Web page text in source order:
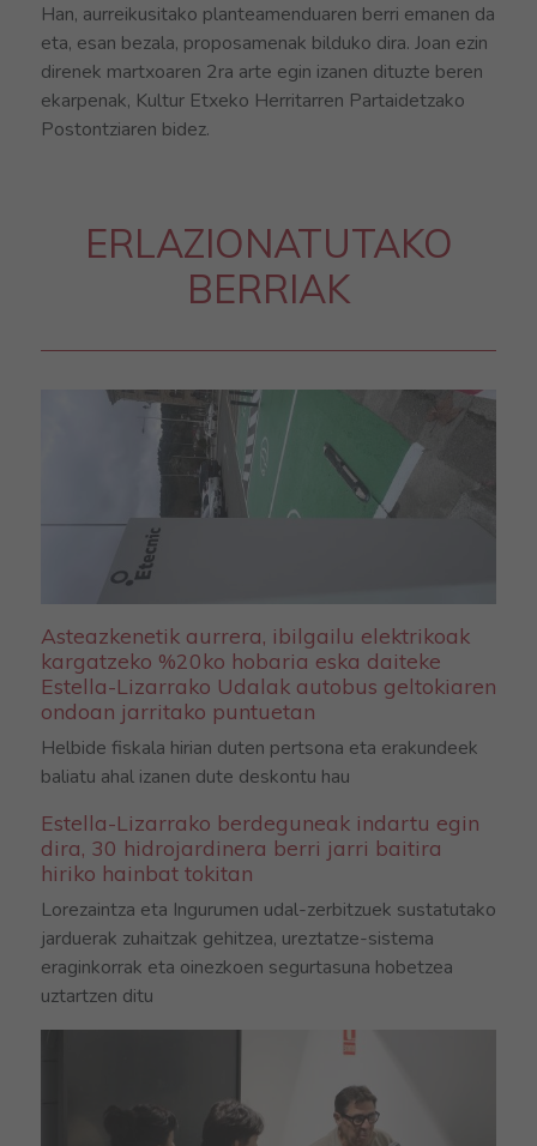
Han, aurreikusitako planteamenduaren berri emanen da
eta, esan bezala, proposamenak bilduko dira. Joan ezin
direnek martxoaren 2ra arte egin izanen dituzte beren
ekarpenak, Kultur Etxeko Herritarren Partaidetzako
Postontziaren bidez.
ERLAZIONATUTAKO
BERRIAK
Asteazkenetik aurrera, ibilgailu elektrikoak
kargatzeko %20ko hobaria eska daiteke
Estella-Lizarrako Udalak autobus geltokiaren
ondoan jarritako puntuetan
Helbide fiskala hirian duten pertsona eta erakundeek
baliatu ahal izanen dute deskontu hau
Estella-Lizarrako berdeguneak indartu egin
dira, 30 hidrojardinera berri jarri baitira
hiriko hainbat tokitan
Lorezaintza eta Ingurumen udal-zerbitzuek sustatutako
jarduerak zuhaitzak gehitzea, ureztatze-sistema
eraginkorrak eta oinezkoen segurtasuna hobetzea
uztartzen ditu